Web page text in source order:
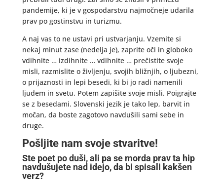
pandemije, ki je v gospodarstvu najmočneje udarila
prav po gostinstvu in turizmu.
A naj vas to ne ustavi pri ustvarjanju. Vzemite si
nekaj minut zase (nedelja je), zaprite oči in globoko
vdihnite … izdihnite … vdihnite … prečistite svoje
misli, razmislite o življenju, svojih bližnjih, o ljubezni,
o prijaznosti in lepi besedi, ki bi jo radi namenili
ljudem in svetu. Potem zapišite svoje misli. Poigrajte
se z besedami. Slovenski jezik je tako lep, barvit in
močan, da boste zagotovo navdušili sami sebe in
druge.
Pošljite nam svoje stvaritve!
Ste poet po duši, ali pa se morda prav ta hip
navdušujete nad idejo, da bi spisali kakšen
verz?